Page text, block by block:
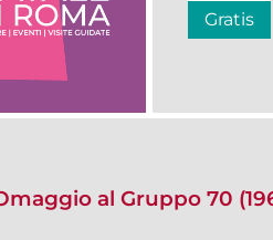
Gratis
al Gruppo 70